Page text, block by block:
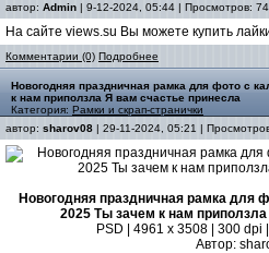
автор: Admin | 9-12-2024, 05:44 | Просмотров:
На сайте views.su Вы можете купить
Комментарии (0) Подробнее
Новогодняя праздничная рамка для фото с
к нам приползла Я вам счастье принесла
Категория: Рамки и скрап-странички
автор: sharov08 | 29-11-2024, 05:21 |
Новогодняя праздничная рамка для
2025 Ты зачем к нам
PSD | 4961 х 3508 | 300 dpi
Автор: